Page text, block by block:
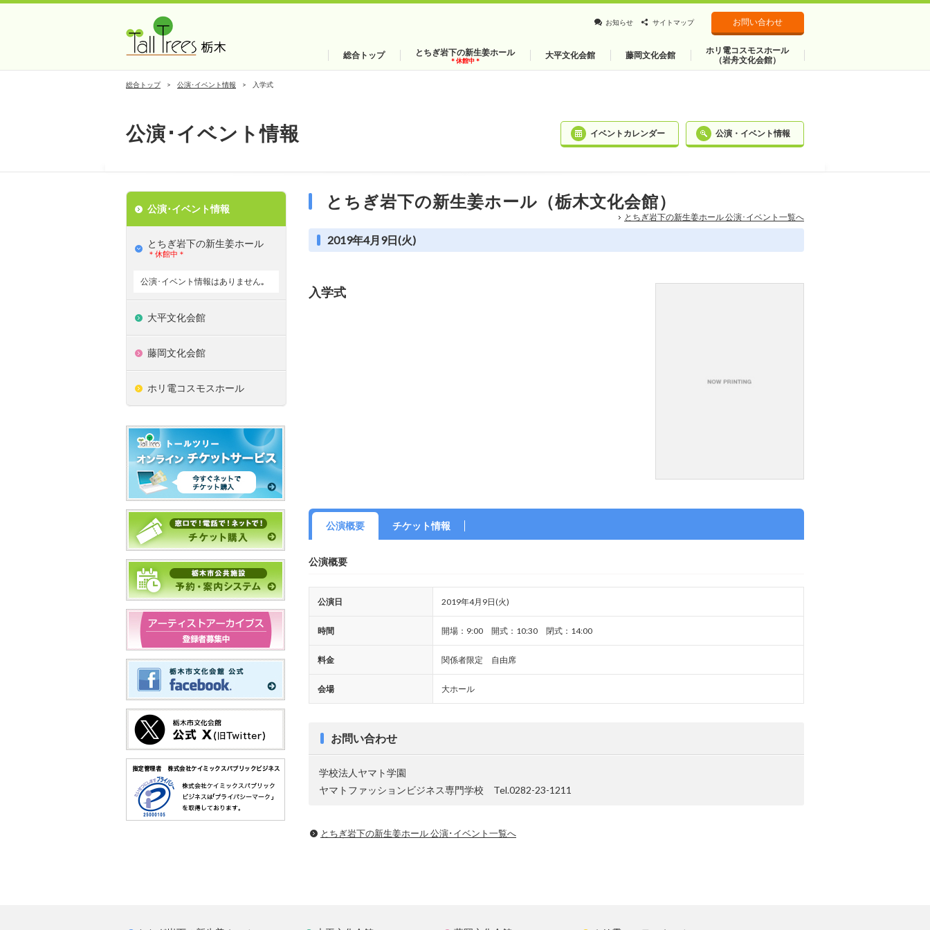
総合トップ とちぎ岩下の新生姜ホール
＊休館中＊ 大平文化会館 藤岡文化会館
ホリ電コスモスホール
（岩舟文化会館）
お知らせ サイトマップ お問い合わせ
総合トップ 公演･イベント情報 入学式
公演･イベント情報 イベントカレンダー 公演・イベント情報
とちぎ岩下の新生姜ホール（栃木文化会館）
とちぎ岩下の新⽣姜ホール 公演･イベント一覧へ
2019年4月9日(火)
入学式
公演概要 チケット情報
公演概要
公演日 2019年4月9日(火)
時間 開場：9:00 開式：10:30 閉式：14:00
料金 関係者限定 自由席
会場 大ホール
お問い合わせ
学校法人ヤマト学園
ヤマトファッションビジネス専門学校 Tel.0282-23-1211
とちぎ岩下の新⽣姜ホール 公演･イベント一覧へ
公演･イベント情報
とちぎ岩下の新⽣姜ホール
＊休館中＊
公演･イベント情報はありません｡
大平文化会館
藤岡文化会館
ホリ電コスモスホール